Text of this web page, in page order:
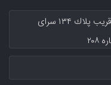
دفترمرکزی :خيابان آزادی تقاطع دکتر قریب پلاك ۱۳۴ سرای